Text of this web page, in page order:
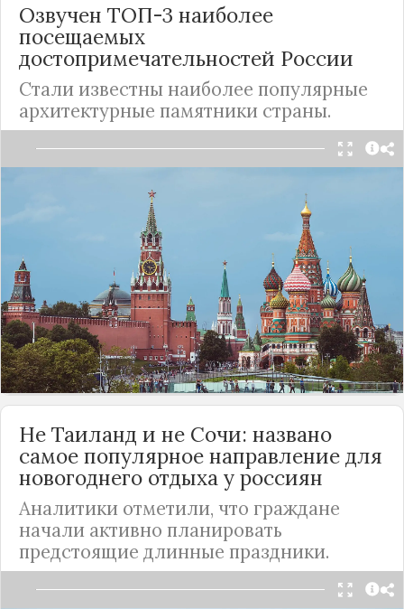
Озвучен ТОП-3 наиболее
посещаемых
достопримечательностей России
Стали известны наиболее популярные
архитектурные памятники страны.
популярных достопримечательностях в стране. У
граждан поинтересовались, где они успели
побывать, и по результат их ответов, составили
ТОП-3 наиболее посещаемых отечественных
памятников архитектуры. Список оказался
довольно предсказуемым, а лидером стала
известная столичная площадь.
Подробнее
Не Таиланд и не Сочи: названо
самое популярное направление для
новогоднего отдыха у россиян
Аналитики отметили, что граждане
начали активно планировать
предстоящие длинные праздники.